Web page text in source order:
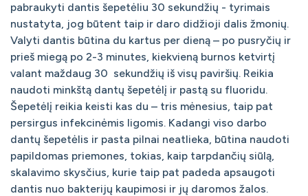
pabraukyti dantis šepetėliu 30 sekundžių - tyrimais
nustatyta, jog būtent taip ir daro didžioji dalis žmonių.
Valyti dantis būtina du kartus per dieną – po pusryčių ir
prieš miegą po 2-3 minutes, kiekvieną burnos ketvirtį
valant maždaug 30 sekundžių iš visų paviršių. Reikia
naudoti minkštą dantų šepetėlį ir pastą su fluoridu.
Šepetėlį reikia keisti kas du – tris mėnesius, taip pat
persirgus infekcinėmis ligomis. Kadangi viso darbo
dantų šepetėlis ir pasta pilnai neatlieka, būtina naudoti
papildomas priemones, tokias, kaip tarpdančių siūlą,
skalavimo skysčius, kurie taip pat padeda apsaugoti
dantis nuo bakterijų kaupimosi ir jų daromos žalos.